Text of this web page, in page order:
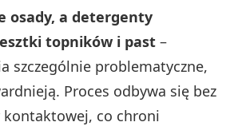
osady, a detergenty
topników i past –
szczególnie problematyczne,
Proces odbywa się bez
kontaktowej, co chroni